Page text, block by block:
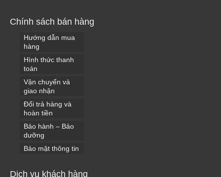
Chính sách bán hàng
Hướng dẫn mua
hàng
Hình thức thanh
toán
Vận chuyển và
giao nhận
Đổi trả hàng và
hoàn tiền
Bảo hành – Bảo
dưỡng
Bảo mật thông tin
Dịch vụ khách hàng